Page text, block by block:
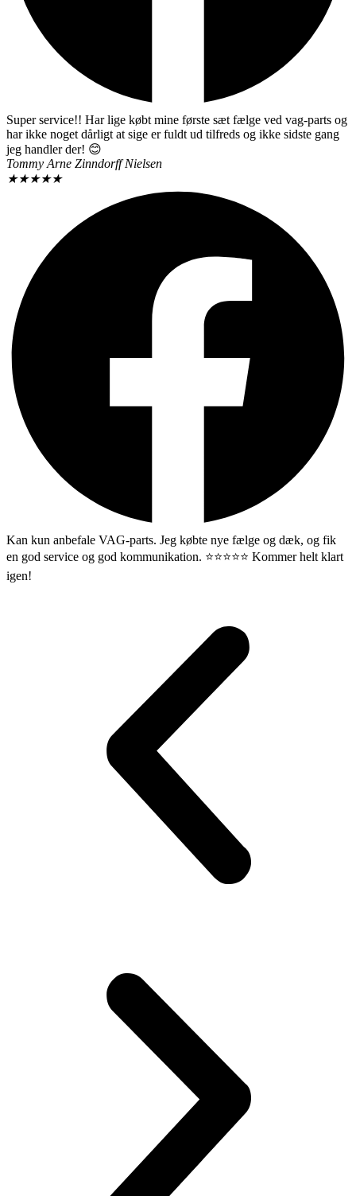
Super service!! Har lige købt mine første sæt fælge ved vag-parts og
har ikke noget dårligt at sige er fuldt ud tilfreds og ikke sidste gang
jeg handler der! 😊
Tommy Arne Zinndorff Nielsen
★★★★★
Kan kun anbefale VAG-parts. Jeg købte nye fælge og dæk, og fik
en god service og god kommunikation. ⭐️⭐️⭐️⭐️⭐️ Kommer helt klart
igen!